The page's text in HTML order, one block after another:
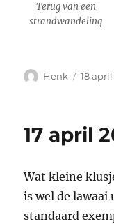
Terug van een
strandwandeling
Auteur
Henk 18 april
17 april
Wat kleine
is wel de
standaard